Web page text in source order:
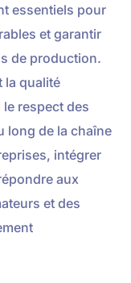
essentiels pour
et garantir
de production.
la qualité
respect des
long de la chaîne
intégrer
aux
et des